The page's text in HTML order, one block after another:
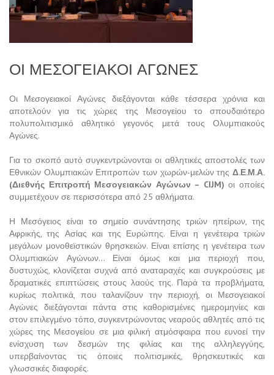
ΟΙ ΜΕΣΟΓΕΙΑΚΟΙ ΑΓΩΝΕΣ
Οι Μεσογειακοί Αγώνες διεξάγονται κάθε τέσσερα χρόνια και
αποτελούν για τις χώρες της Μεσογείου το σπουδαιότερο
πολυπολιτισμικό αθλητικό γεγονός μετά τους Ολυμπιακούς
Αγώνες.
Για το σκοπό αυτό συγκεντρώνονται οι αθλητικές αποστολές των
Εθνικών Ολυμπιακών Επιτροπών των χωρών-μελών της Δ.Ε.Μ.Α.
(Διεθνής Επιτροπή Μεσογειακών Αγώνων – CIJM) οι οποίες
συμμετέχουν σε περισσότερα από 25 αθλήματα.
Η Μεσόγειος είναι το σημείο συνάντησης τριών ηπείρων, της
Αφρικής, της Ασίας και της Ευρώπης. Είναι η γενέτειρα τριών
μεγάλων μονοθεϊστικών θρησκειών. Είναι επίσης η γενέτειρα των
Ολυμπιακών Αγώνων… Είναι όμως και μια περιοχή που,
δυστυχώς, κλονίζεται συχνά από αναταραχές και συγκρούσεις με
δραματικές επιπτώσεις στους λαούς της. Παρά τα προβλήματα,
κυρίως πολιτικά, που ταλανίζουν την περιοχή, οι Μεσογειακοί
Αγώνες διεξάγονται πάντα στις καθορισμένες ημερομηνίες και
στον επιλεγμένο τόπο, συγκεντρώνοντας νεαρούς αθλητές από τις
χώρες της Μεσογείου σε μια φιλική ατμόσφαιρα που ευνοεί την
ενίσχυση των δεσμών της φιλίας και της αλληλεγγύης,
υπερβαίνοντας τις όποιες πολιτισμικές, θρησκευτικές και
γλωσσικές διαφορές.